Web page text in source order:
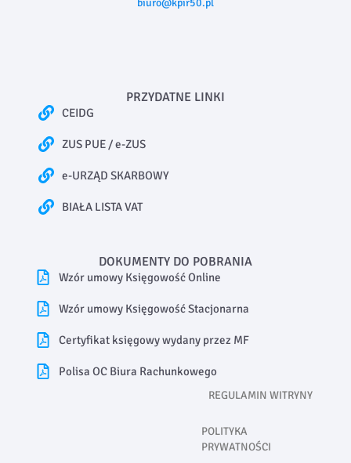
PRZYDATNE LINKI
CEIDG
ZUS PUE / e-ZUS
e-URZĄD SKARBOWY
BIAŁA LISTA VAT
DOKUMENTY DO POBRANIA
Wzór umowy Księgowość Online
Wzór umowy Księgowość Stacjonarna
Certyfikat księgowy wydany przez MF
Polisa OC Biura Rachunkowego
REGULAMIN WITRYNY
POLITYKA
PRYWATNOŚCI